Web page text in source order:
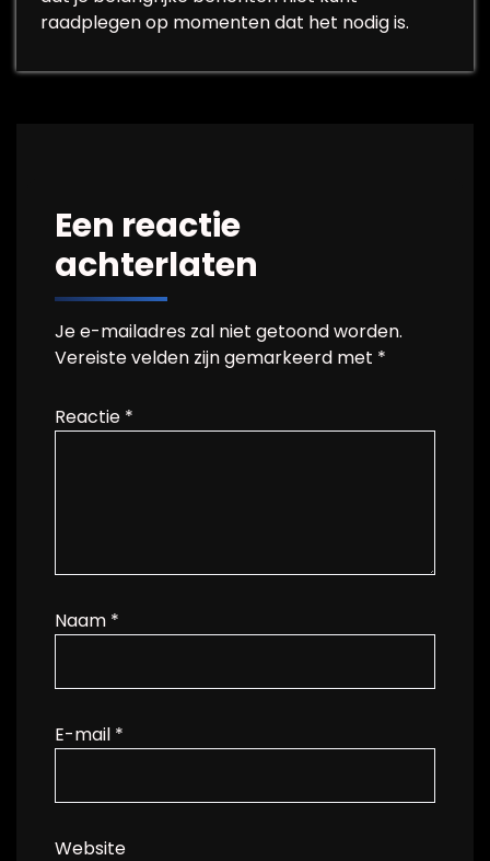
raadplegen op momenten dat het nodig is.
Een reactie
achterlaten
Je e-mailadres zal niet getoond worden.
Vereiste velden zijn gemarkeerd met *
Reactie *
Naam *
E-mail *
Website